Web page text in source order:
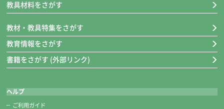
教具材料をさがす
教材・教具特集をさがす
教育情報をさがす
書籍をさがす (外部リンク)
ヘルプ
ご利用ガイド